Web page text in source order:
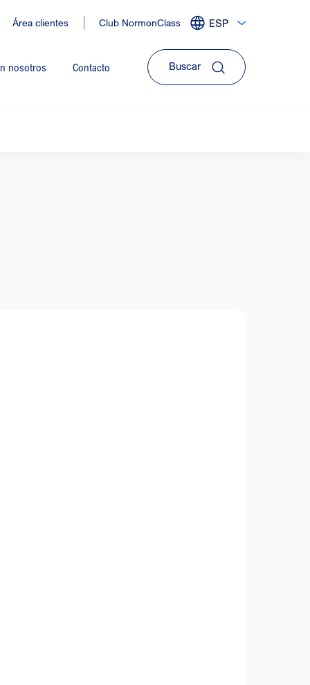
Área clientes Club NormonClass ESP
Expandir
de
idiomas
nosotros Contacto